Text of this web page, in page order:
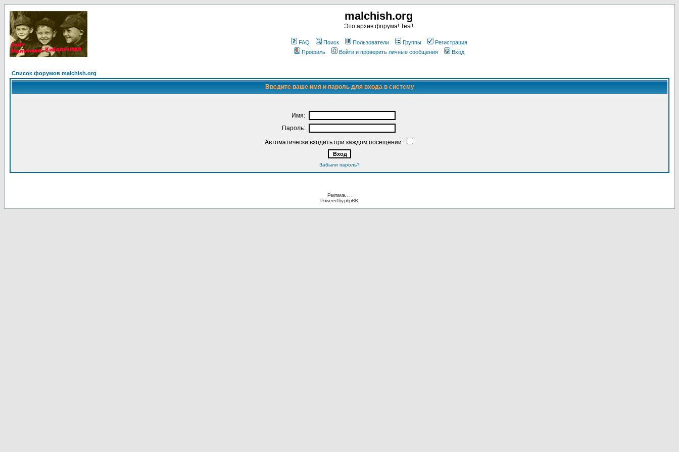
malchish.org
Это архив форума! Test!
FAQ Поиск Пользователи Группы
Регистрация
Профиль
Войти и проверить личные сообщения Вход
Список форумов malchish.org
Введите ваше имя и пароль для входа в систему
Имя:
Пароль:
Автоматически входить при каждом посещении:
Забыли пароль?
Реклама. . .
Powered byphpBB.